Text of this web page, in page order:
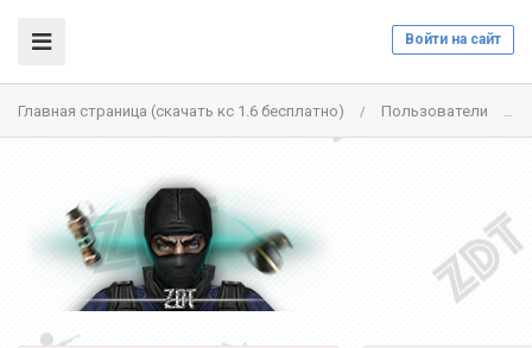
Войти на сайт
Главная страница (скачать кс 1.6 бесплатно) / Пользователи